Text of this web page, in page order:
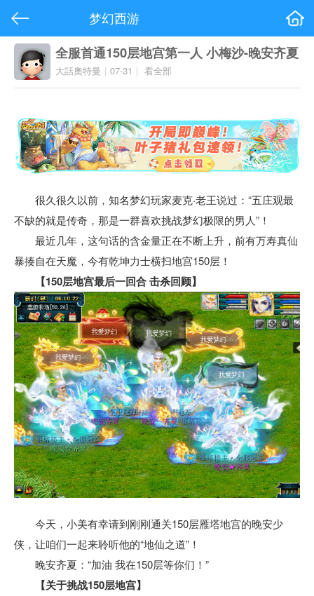
梦幻西游
全服首通150层地宫第一人 小梅沙-晚安齐夏
大話奧特曼 | 07-31 | 看全部
很久很久以前，知名梦幻玩家麦克·老王说过：“五庄观最
不缺的就是传奇，那是一群喜欢挑战梦幻极限的男人”！
最近几年，这句话的含金量正在不断上升，前有万寿真仙
暴揍自在天魔，今有乾坤力士横扫地宫150层！
【150层地宫最后一回合 击杀回顾】
今天，小美有幸请到刚刚通关150层雁塔地宫的晚安少
侠，让咱们一起来聆听他的“地仙之道”！
晚安齐夏：“加油 我在150层等你们！”
【关于挑战150层地宫】